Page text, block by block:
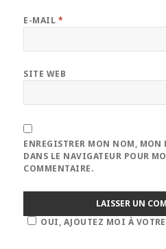
E-MAIL *
SITE WEB
ENREGISTRER MON NOM,
DANS LE NAVIGATEUR POUR
COMMENTAIRE.
OUI, AJOUTEZ MOI À